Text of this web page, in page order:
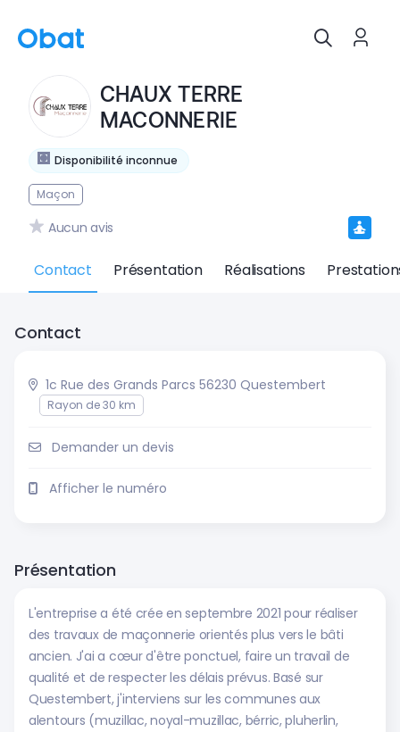
Disponibilité inconnue
CHAUX TERRE
MACONNERIE
Maçon
Aucun avis
Contact Présentation Réalisations
Contact
1c Rue des Grands Parcs 56230 Questembert
Rayon de 30 km
Demander un devis
Afficher le numéro
Présentation
L'entreprise a été crée en septembre 2021 pour réaliser
des travaux de maçonnerie orientés plus vers le bâti
ancien. J'ai a cœur d'être ponctuel, faire un travail de
qualité et de respecter les délais prévus. Basé sur
Questembert, j'interviens sur les communes aux
alentours (muzillac, noyal-muzillac, bérric, pluherlin,